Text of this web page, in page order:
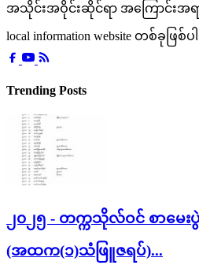
အသိုင်းအဝိုင်းဆိုင်ရာ အကြောင်းအရာ
local information website တစ်ခုဖြစ်
Trending Posts
၂၀၂၅ - တက္ကသိုလ်ဝင် စာမေး
(အထက(၁)သံဖြူဇရပ်)...